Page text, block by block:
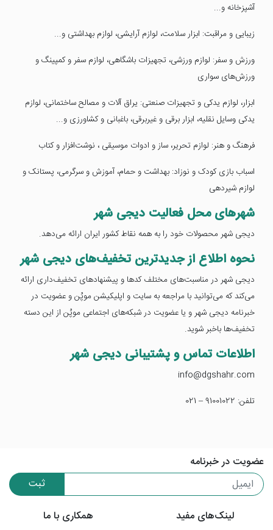
آشپزخانه و...
زیبایی و مراقبت: ابزار سلامت، لوازم آرایشی، لوازم بهداشتی و...
ورزش و سفر: لوازم ورزشی، تجهیزات باشگاهی، لوازم سفر و کمپینگ و
ورزش‌های سواری
ابزار، لوازم یدکی و تجهیزات صنعتی: یراق آلات و مصالح ساختمانی، لوازم
یدکی وسایل نقلیه، ابزار برقی و غیربرقی، باغبانی و کشاورزی و...
فرهنگ و هنر: لوازم تحریر، ساز و ادوات موسیقی ، نوشت‌افزار و کتاب
اسباب بازی کودک و نوزاد: بهداشت و حمام، آموزش و سرگرمی، پستانک و
لوازم شیردهی
شهرهای محل فعالیت دیجی شهر
دیجی شهر محصولات خود را به همه نقاط کشور ایران ارائه می‌دهد.
نحوه اطلاع از جدیدترین تخفیف‌های دیجی شهر
دیجی شهر در مناسبت‌های مختلف کدها و پیشنهادهای تخفیف‌داری ارائه
می‌کند که می‌توانید با مراجعه به سایت و اپلیکیشن موپُن و عضویت در
خبرنامه دیجی شهر و یا عضویت در شبکه‌های اجتماعی موپُن از این دسته
تخفیف‌ها باخبر شوید.
اطلاعات تماس و پشتیبانی دیجی شهر
info@dgshahr.com
تلفن: 91001022 – 021
عضویت در خبرنامه
ثبت
لینک‌های مفید
همکاری با ما